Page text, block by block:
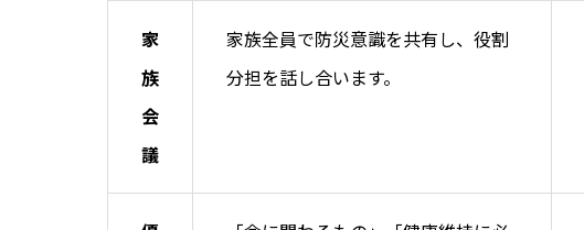
家
族
会
議
家族全員で防災意識を共有し、役割
分担を話し合います。